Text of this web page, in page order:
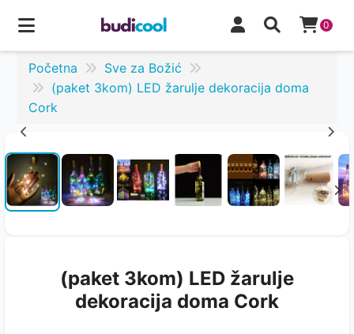
0
Početna
Sve za Božić
(paket 3kom) LED žarulje dekoracija doma
Cork
(paket 3kom) LED žarulje
dekoracija doma Cork